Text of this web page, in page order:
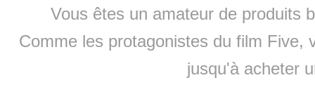
Vous êtes un amateur de produits
Comme les protagonistes du film Five,
jusqu'à acheter